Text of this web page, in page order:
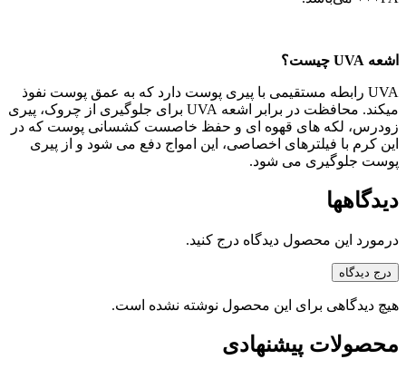
اشعه UVA چیست؟
UVA رابطه مستقیمی با پیری پوست دارد که به عمق پوست نفوذ
میکند. محافظت در برابر اشعه UVA برای جلوگیری از چروک، پیری
زودرس، لکه های قهوه ای و حفظ خاصست کشسانی پوست که در
این کرم با فیلترهای اخصاصی، این امواج دفع می شود و از پیری
پوست جلوگیری می شود.
دیدگاهها
درمورد این محصول دیدگاه درج کنید.
درج دیدگاه
هیچ دیدگاهی برای این محصول نوشته نشده است.
محصولات پیشنهادی